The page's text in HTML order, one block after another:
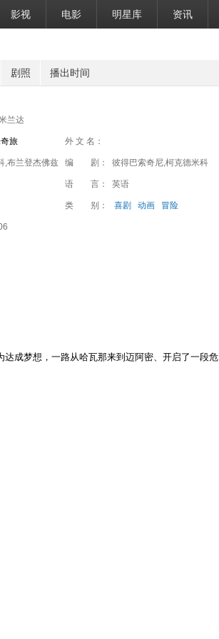
影视 电影 明星库 资讯
剧照 播出时间
兰达
旅 外 文 名：
,布兰登杰佛兹 编 剧： 彼得巴索奇尼,柯克德米科
语 言： 英语
类 别： 喜剧 动画 冒险
成梦想，一路从哈瓦那来到迈阿密、开启了一段危